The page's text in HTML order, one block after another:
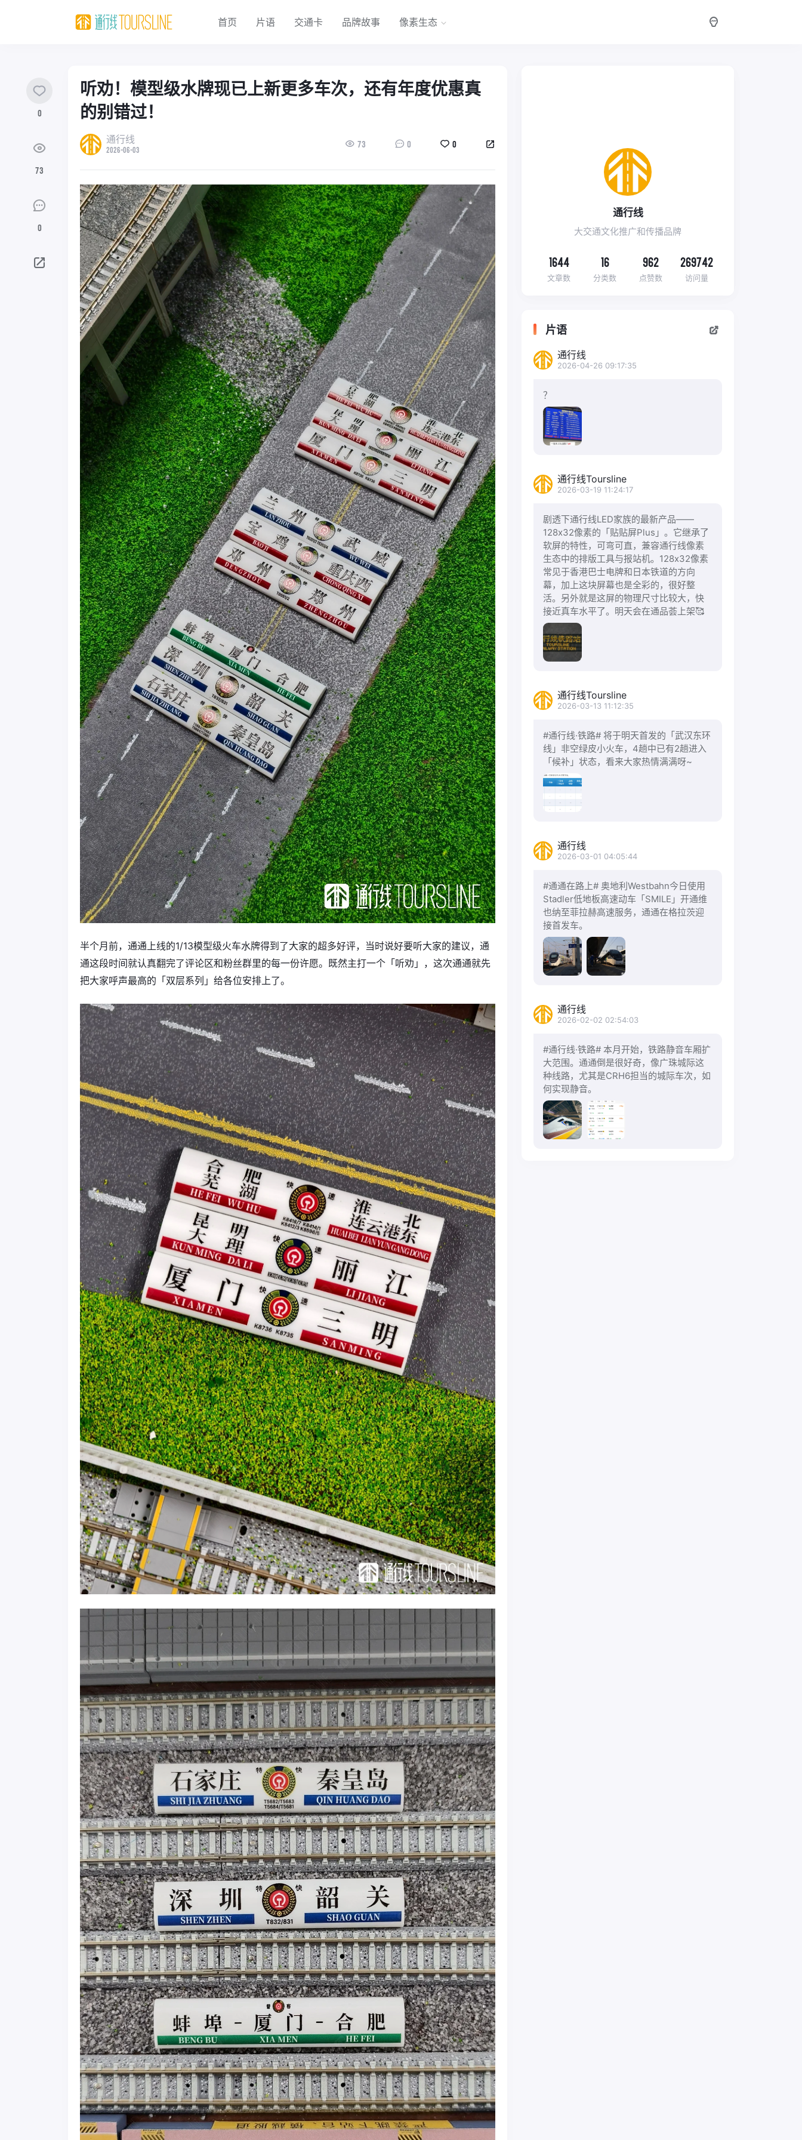
首页 片语 交通卡 品牌故事 像素生态
0
73
0
听劝！模型级水牌现已上新更多车次，还有年度优惠真
的别错过！
通行线
2026-06-03
73 0 0
半个月前，通通上线的1/13模型级火车水牌得到了大家的超多好评，当时说好要听大家的建议，通
通这段时间就认真翻完了评论区和粉丝群里的每一份许愿。既然主打一个「听劝」，这次通通就先
把大家呼声最高的「双层系列」给各位安排上了。
通行线
大交通文化推广和传播品牌
1644
文章数
16
分类数
962
点赞数
269742
访问量
片语
通行线
2026-04-26 09:17:35
？
通行线Toursline
2026-03-19 11:24:17
剧透下通行线LED家族的最新产品——
128x32像素的「贴贴屏Plus」。它继承了
软屏的特性，可弯可直，兼容通行线像素
生态中的排版工具与报站机。128x32像素
常见于香港巴士电牌和日本铁道的方向
幕，加上这块屏幕也是全彩的，很好整
活。另外就是这屏的物理尺寸比较大，快
接近真车水平了。明天会在通品荟上架🥰
通行线Toursline
2026-03-13 11:12:35
#通行线·铁路# 将于明天首发的「武汉东环
线」非空绿皮小火车，4趟中已有2趟进入
「候补」状态，看来大家热情满满呀~
通行线
2026-03-01 04:05:44
#通通在路上# 奥地利Westbahn今日使用
Stadler低地板高速动车「SMILE」开通维
也纳至菲拉赫高速服务，通通在格拉茨迎
接首发车。
通行线
2026-02-02 02:54:03
#通行线·铁路# 本月开始，铁路静音车厢扩
大范围。通通倒是很好奇，像广珠城际这
种线路，尤其是CRH6担当的城际车次，如
何实现静音。